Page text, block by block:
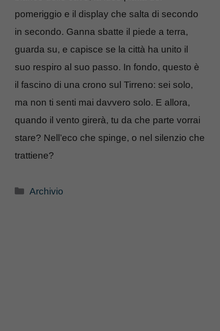
pomeriggio e il display che salta di secondo
in secondo. Ganna sbatte il piede a terra,
guarda su, e capisce se la città ha unito il
suo respiro al suo passo. In fondo, questo è
il fascino di una crono sul Tirreno: sei solo,
ma non ti senti mai davvero solo. E allora,
quando il vento girerà, tu da che parte vorrai
stare? Nell’eco che spinge, o nel silenzio che
trattiene?
Categorie
Archivio